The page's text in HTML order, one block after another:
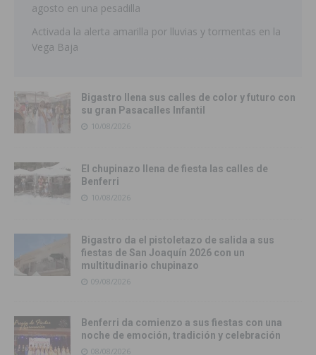
agosto en una pesadilla
Activada la alerta amarilla por lluvias y tormentas en la
Vega Baja
Bigastro llena sus calles de color y futuro con
su gran Pasacalles Infantil
10/08/2026
El chupinazo llena de fiesta las calles de
Benferri
10/08/2026
Bigastro da el pistoletazo de salida a sus
fiestas de San Joaquín 2026 con un
multitudinario chupinazo
09/08/2026
Benferri da comienzo a sus fiestas con una
noche de emoción, tradición y celebración
08/08/2026